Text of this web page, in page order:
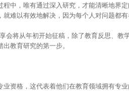
程中，唯有通过深入研究，才能清晰地界
就难以有效地解决，因为每个人对问题都
会将从年初开始征稿，除了教育反思、教
教育研究的第一步。
业资格，这代表着他们在教育领域拥有专